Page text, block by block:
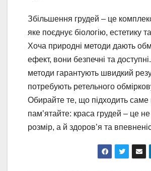
Збільшення грудей – це
яке поєднує біологію, естетику
Хоча природні методи дають
ефект, вони безпечні та доступні.
методи гарантують швидкий
потребують ретельного
Обирайте те, що підходить саме
пам’ятайте: краса грудей – це
розмір, а й здоров’я та